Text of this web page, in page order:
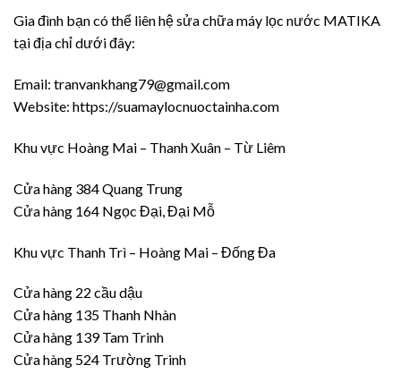
Gia đình bạn có thể liên hệ sửa chữa máy lọc nước MATIKA
tại địa chỉ dưới đây:
Email: tranvankhang79@gmail.com
Website: https://suamaylocnuoctainha.com
Khu vực Hoàng Mai – Thanh Xuân – Từ Liêm
Cửa hàng 384 Quang Trung
Cửa hàng 164 Ngọc Đại, Đại Mỗ
Khu vực Thanh Trì – Hoàng Mai – Đống Đa
Cửa hàng 22 cầu dậu
Cửa hàng 135 Thanh Nhàn
Cửa hàng 139 Tam Trinh
Cửa hàng 524 Trường Trinh